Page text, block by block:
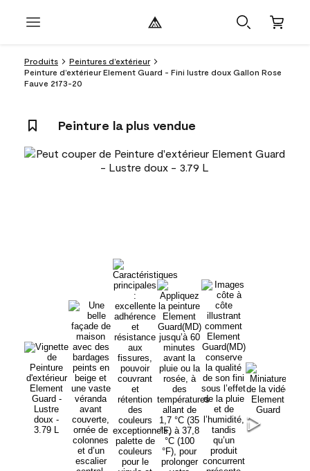
Produits
Peintures d’extérieur
Peinture d’extérieur Element Guard - Fini lustre doux Gallon Rose
Fauve 2173-20
Peinture la plus vendue